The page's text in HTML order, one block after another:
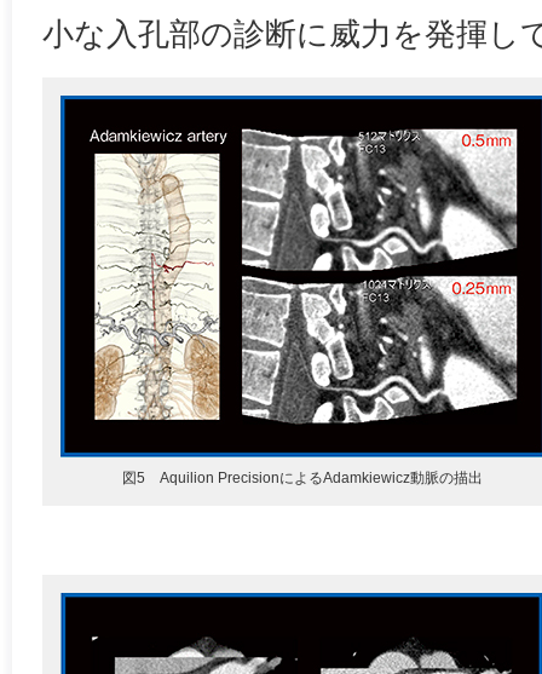
小な入孔部の診断に威力を発揮し
図5 Aquilion PrecisionによるAdamkiewicz動脈の描出